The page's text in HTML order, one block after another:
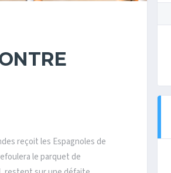
reçoit les Espagnoles de
le parquet de